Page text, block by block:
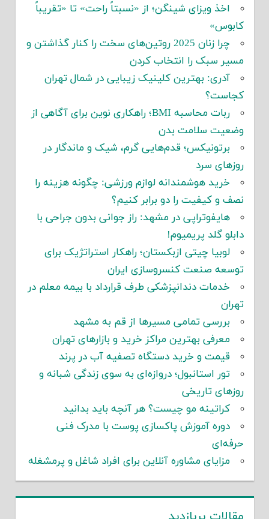
اخذ ویزای شینگن؛ از «نسبتاً راحت» تا «تقریباً
کابوس»
چرا زنان 2025 روتین‌های سخت را کنار گذاشتن و
مسیر سبک را انتخاب کردن
آدری: بهترین کلینیک زیبایی در شمال تهران
کجاست؟
ربات محاسبه BMI؛ راهکاری نوین برای آگاهی از
وضعیت سلامت بدن
برتونیکس؛ قدم‌هایی گرم، شیک و ماندگار در
روزهای سرد
خرید هوشمندانه لوازم ورزشی: چگونه هزینه را
نصف و کیفیت را دو برابر کنیم؟
هایفوتراپی در مشهد: راز جوانی بدون جراحی با
دابلو گلد پریمیوم!
لوبیا چیتی ازبکستان؛ راهکار استراتژیک برای
توسعه صنعت کنسروسازی ایران
خدمات دندانپزشکی طرف قرارداد با بیمه معلم در
تهران
بررسی تمامی مسیرها از قم به مشهد
معرفی بهترین مراکز خرید و بازارهای تهران
قیمت و خرید دستگاه تصفیه آب در پرند
تور استانبول؛ دروازه‌ای به سوی زندگی شبانه و
روزهای تاریخی
کراتینه مو چیست؟ هر آنچه باید بدانید
دوره آموزش پاکسازی پوست با مدرک فنی
حرفه‌ای
مزایای مشاوره آنلاین برای افراد شاغل و پرمشغله